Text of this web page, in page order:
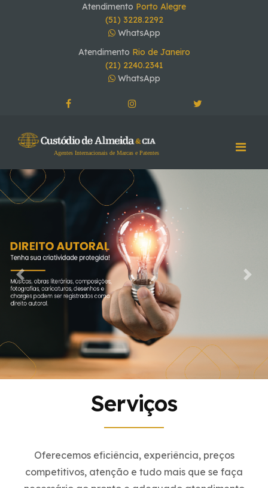
Atendimento Porto Alegre
(51) 3228.2292
WhatsApp
Atendimento Rio de Janeiro
(21) 2240.2341
WhatsApp
Agentes Internacionais de Marcas e Patentes
Home
Serviços
Equipe
Previous
Serviços
Oferecemos eficiência, experiência, preços
competitivos, atenção e tudo mais que se faça